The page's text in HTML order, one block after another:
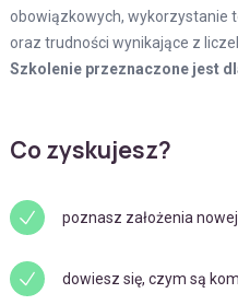
obowiązkowych, wykorzystanie
oraz trudności wynikające z
Szkolenie przeznaczone jest
Co zyskujesz?
poznasz założenia
dowiesz się, czym są